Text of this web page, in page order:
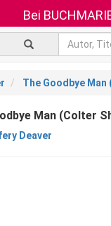
Bei
The Goodbye
Man (Colter
Deaver